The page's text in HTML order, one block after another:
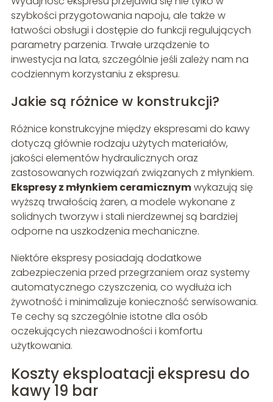
szybkości przygotowania napoju, ale także w
łatwości obsługi i dostępie do funkcji regulujących
parametry parzenia. Trwałe urządzenie to
inwestycja na lata, szczególnie jeśli zależy nam na
codziennym korzystaniu z ekspresu.
Jakie są różnice w konstrukcji?
Różnice konstrukcyjne między ekspresami do kawy
dotyczą głównie rodzaju użytych materiałów,
jakości elementów hydraulicznych oraz
zastosowanych rozwiązań związanych z młynkiem.
Ekspresy z młynkiem ceramicznymwykazują się
wyższą trwałością żaren, a modele wykonane z
solidnych tworzyw i stali nierdzewnej są bardziej
odporne na uszkodzenia mechaniczne.
Niektóre ekspresy posiadają dodatkowe
zabezpieczenia przed przegrzaniem oraz systemy
automatycznego czyszczenia, co wydłuża ich
żywotność i minimalizuje konieczność serwisowania.
Te cechy są szczególnie istotne dla osób
oczekujących niezawodności i komfortu
użytkowania.
Koszty eksploatacji ekspresu do
kawy 19 bar